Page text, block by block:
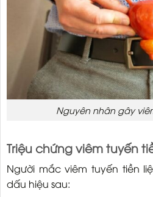
Nguyên nhân gây
Triệu chứng viêm tuyến
Người mắc viêm tuyến tiền
dấu hiệu sau: